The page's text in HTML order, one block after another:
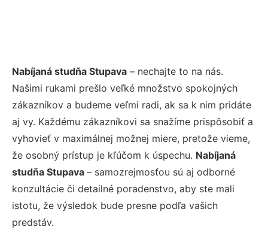
Nabíjaná studňa Stupava – nechajte to na nás.
Našimi rukami prešlo veľké množstvo spokojných
zákazníkov a budeme veľmi radi, ak sa k nim pridáte
aj vy. Každému zákazníkovi sa snažíme prispôsobiť a
vyhovieť v maximálnej možnej miere, pretože vieme,
že osobný prístup je kľúčom k úspechu. Nabíjaná
studňa Stupava – samozrejmosťou sú aj odborné
konzultácie či detailné poradenstvo, aby ste mali
istotu, že výsledok bude presne podľa vašich
predstáv.